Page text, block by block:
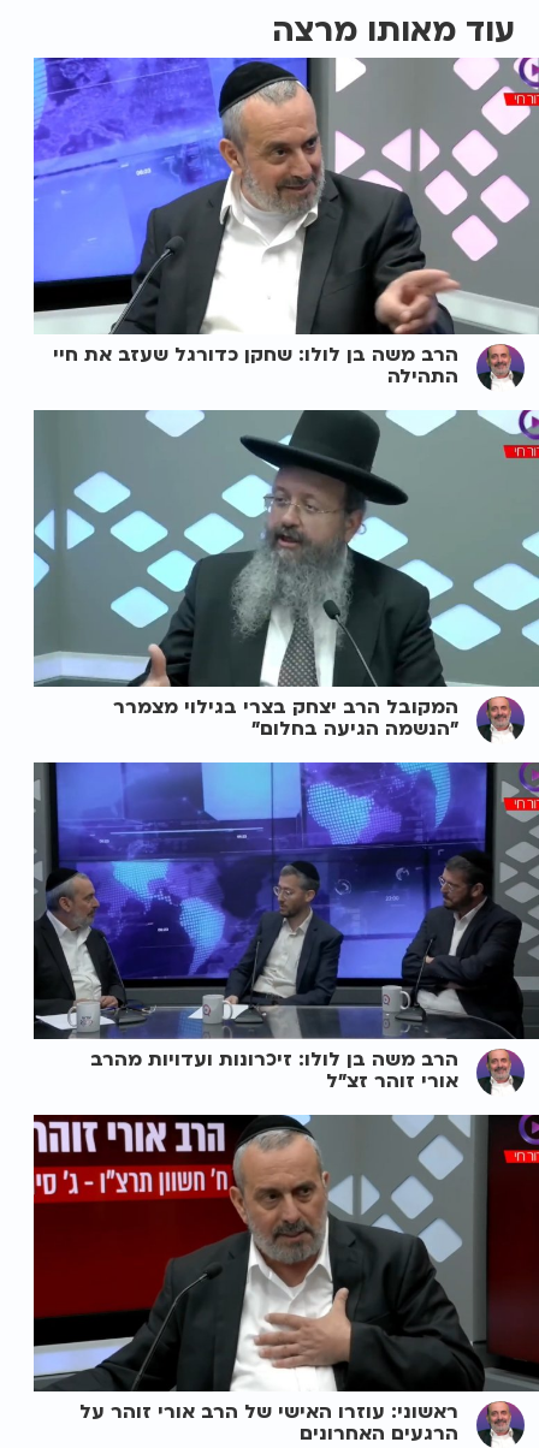
עוד מאותו מרצה
הרב משה בן לולו: שחקן כדורגל שעזב את חיי
התהילה
המקובל הרב יצחק בצרי בגילוי מצמרר
"הנשמה הגיעה בחלום"
הרב משה בן לולו: זיכרונות ועדויות מהרב
אורי זוהר זצ"ל
ראשוני: עוזרו האישי של הרב אורי זוהר על
הרגעים האחרונים